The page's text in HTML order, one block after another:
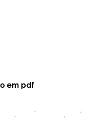
em pdf